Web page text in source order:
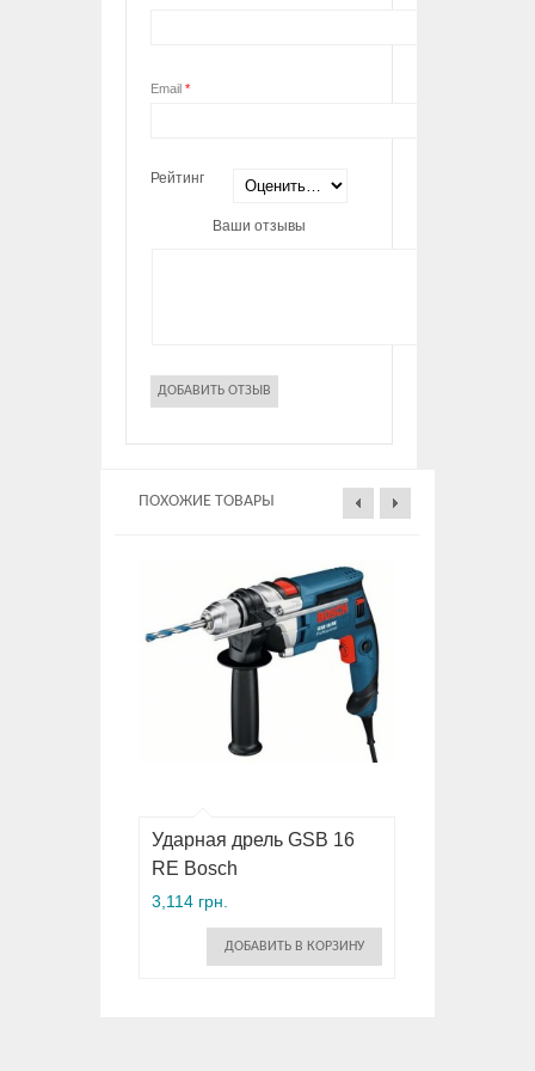
Email *
Рейтинг
Ваши отзывы
ПОХОЖИЕ ТОВАРЫ
Ударная дрель GSB 16
RE Bosch
3,114 грн.
ДОБАВИТЬ В КОРЗИНУ